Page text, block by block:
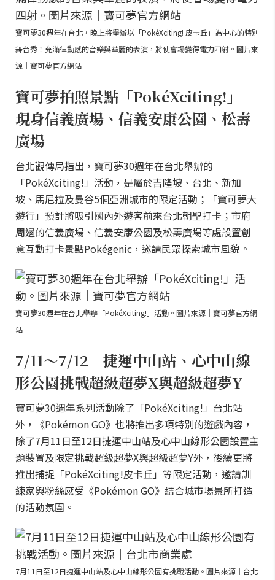
寶可夢30週年在台北，晚上將舉辦以「PokéXciting! 皮卡丘」為中心的特別
舞台秀！充滿律動感的音樂與華麗的表演，將使會場變得電力四射。圖片來
源｜寶可夢官方網站
寶可夢拍照景點「PokéXciting!」
現身信義廣場、信義安康公園、松壽
廣場
台北觀傳局指出，寶可夢30週年在台北舉辦的
「PokéXciting!」活動，是屬於吉隆坡、台北、新加
坡、馬尼拉及曼谷5個亞洲城市的限定活動；「寶可夢大
遊行」預計將吸引國內外遊客前來台北朝聖打卡；市府
周邊的信義廣場、信義安康公園及松壽廣場等處設置創
意互動打卡景點Pokégenic，邀請民眾探索城市風貌。
寶可夢30週年在台北舉辦「PokéXciting!」活動。圖片來源｜寶可夢官方網
站
7/11～7/12 捷運中山站、心中山線
形公園挑戰超級超夢X與超級超夢Y
寶可夢30週年系列活動除了「PokéXciting!」台北站
外，《Pokémon GO》也將推出多項特別的遊戲內容，
除了7月11日至12日捷運中山站及心中山線形公園設置主
題裝置及限定挑戰超級超夢X與超級超夢Y外，後續更將
推出捕捉「PokéXciting!皮卡丘」等限定活動，邀請訓
練家與粉絲感受《Pokémon GO》結合城市場景所打造
的活動氛圍。
7月11日至12日捷運中山站及心中山線形公園有挑戰活動。圖片來源｜台北